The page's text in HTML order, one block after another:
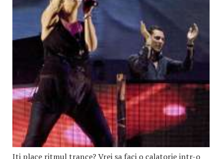
Iti place ritmul trance? Vrei sa faci o calatorie intr-o